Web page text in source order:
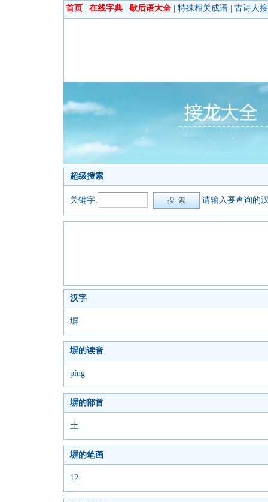
首页 在线字典 歇后语大全 特殊相关成语 古诗人
超级搜索
关键字: 请输入要查询的
汉字
塀
塀的读音
píng
塀的部首
土
塀的笔画
12